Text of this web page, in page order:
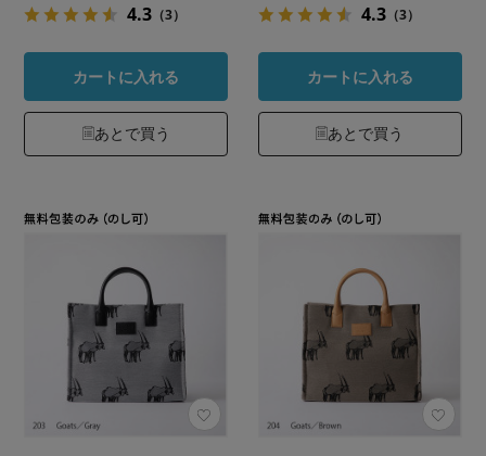
4.3 （3）
カートに入れる
あとで買う
4.3 （3）
カートに入れる
あとで買う